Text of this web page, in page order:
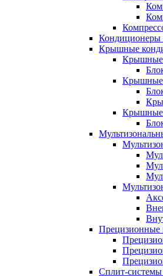
Кондиционеры
Крышные
Крышные
Крышные
Крышные
Прецизионные
Сплит-системы